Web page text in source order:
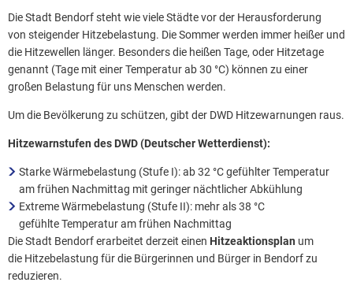
Die Stadt Bendorf steht wie viele Städte vor der Herausforderung
von steigender Hitzebelastung. Die Sommer werden immer heißer und
die Hitzewellen länger. Besonders die heißen Tage, oder Hitzetage
genannt (Tage mit einer Temperatur ab 30 °C) können zu einer
großen Belastung für uns Menschen werden.
Um die Bevölkerung zu schützen, gibt der DWD Hitzewarnungen raus.
Hitzewarnstufen des DWD (Deutscher Wetterdienst):
Starke Wärmebelastung (Stufe I): ab 32 °C gefühlter Temperatur
am frühen Nachmittag mit geringer nächtlicher Abkühlung
Extreme Wärmebelastung (Stufe II): mehr als 38 °C
gefühlte Temperatur am frühen Nachmittag
Die Stadt Bendorf erarbeitet derzeit einen Hitzeaktionsplan um
die Hitzebelastung für die Bürgerinnen und Bürger in Bendorf zu
reduzieren.